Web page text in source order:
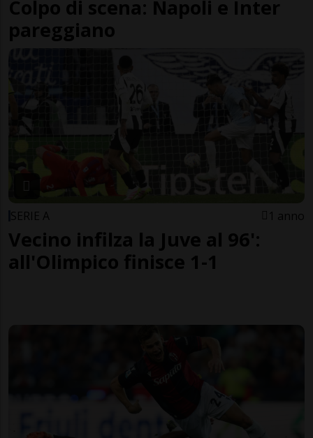
Colpo di scena: Napoli e Inter
pareggiano
SERIE A 1 anno
Vecino infilza la Juve al 96':
all'Olimpico finisce 1-1